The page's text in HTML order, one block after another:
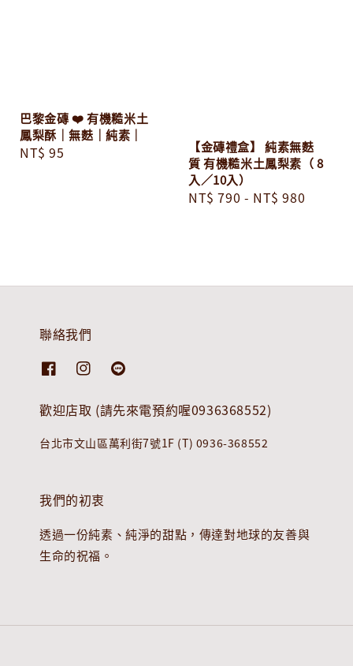
巴黎金磚 ❤️ 有機糙米土
鳳梨酥｜無麩｜純素｜
Regular
NT$ 95
【金磚禮盒】 純素無麩
質 有機糙米土鳳梨素（ 8
入／10入）
Regular
NT$ 790 - NT$ 980
聯絡我們
歡迎店取 (請先來電預約喔0936368552)
台北市文山區萬利街7號1F (T) 0936-368552
我們的初衷
透過一份純素、純淨的甜點，傳達對地球的友善與
生命的祝福。